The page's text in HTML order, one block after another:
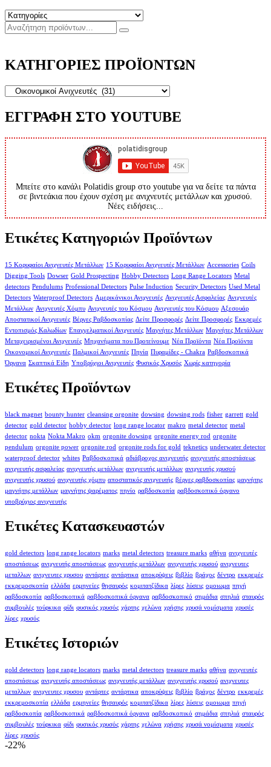
ΚΑΤΗΓΟΡΙΕΣ ΠΡΟΪΟΝΤΩΝ
ΕΓΓΡΑΦΗ ΣΤΟ YOUTUBE
Μπείτε στο κανάλι Polatidis group στο youtube για να δείτε τα πάντα
σε βιντεάκια που έχουν σχέση με ανιχνευτές μετάλλων και χρυσού.
Νέες ειδήσεις...
Ετικέτες Κατηγοριών Προϊόντων
15 Κορυφαίοι Ανιχνευτές Μετάλλων 15 Κορυφαίοι Ανιχνευτές Μετάλλων Accessories Coils
Digging Tools Dowser Gold Prospecting Hobby Detectors Long Range Locators Metal
detectors Pendulums Professional Detectors Pulse Induction Security Detectors Used Metal
Detectors Waterproof Detectors Αμερικάνικοι Ανιχνευτές Ανιχνευτές Ασφαλείας Ανιχνευτές
Μετάλλων Ανιχνευτές Χόμπυ Ανιχνευτές του Κόσμου Ανιχνευτές του Κόσμου Αξεσουάρ
Αποστατικοί Ανιχνευτές Βέργες Ραβδοσκοπίας Δείτε Προσφορές Δείτε Προσφορές Εκκρεμές
Εντοπισμός Καλωδίων Επαγγελματικοί Ανιχνευτές Μαγνήτες Μετάλλων Μαγνήτες Μετάλλων
Μεταχειρισμένοι Ανιχνευτές Μηχανήματα που Προτείνουμε Νέα Προϊόντα Νέα Προϊόντα
Οικονομικοί Ανιχνευτές Παλμικοί Ανιχνευτές Πηνία Πυραμίδες - Chakra Ραβδοσκοπικά
Όργανα Σκαπτικά Είδη Υποβρύχιοι Ανιχνευτές Φυσικός Χρυσός Χωρίς κατηγορία
Ετικέτες Προϊόντων
black magnet bounty hunter cleansing orgonite dowsing dowsing rods fisher garrett gold
detector gold detector hobby detector long range locator makro metal detector metal
detector nokta Nokta Makro okm orgonite dowsing orgonite energy rod orgonite
pendulum orgonite power orgonite rod orgonite rods for gold teknetics underwater detector
waterproof detector whites Ραβδοσκοπικά αδιάβροχος ανιχνευτής ανιχνευτής αποστάσεως
ανιχνευτής ασφαλείας ανιχνευτής μετάλλων ανιχνευτής μετάλλων ανιχνευτής χρυσού
ανιχνευτής χρυσού ανιχνευτής χόμπυ αποστατικός ανιχνευτής βέργες ραβδοσκοπίας μαγνήτης
μαγνήτης μετάλλων μαγνήτης ψαρέματος πηνίο ραβδοσκοπία ραβδοσκοπικό όργανο
υποβρύχιος ανιχνευτής
Ετικέτες Κατασκευαστών
gold detectors long range locators marks metal detectors treasure marks αθήνα ανιχνευτές
αποστάσεως ανιχνευτής αποστάσεως ανιχνευτής μετάλλων ανιχνευτής χρυσού ανιχνευτες
μεταλλων ανιχνευτες χρυσου αντάρτες αντάρτικα αποκρύψεις βιβλίο βράχος δέντρο εκκρεμές
εκκρεμοσκοπία ελλάδα ερμηνείες θησαυρός κομιτατζίδικα λίρες λύσεις ομοιωμα πηγή
ραβδοσκοπία ραβδοσκοπικά ραβδοσκοπικά όργανα ραβδοσκοπικό σημάδια σπηλιά σταυρός
συμβουλές τούρκικα φίδι φυσικός χρυσός χάρτης χελώνα χρήσης χρυσά νομίσματα χρυσές
λίρες χρυσός
Ετικέτες Ιστοριών
gold detectors long range locators marks metal detectors treasure marks αθήνα ανιχνευτές
αποστάσεως ανιχνευτής αποστάσεως ανιχνευτής μετάλλων ανιχνευτής χρυσού ανιχνευτες
μεταλλων ανιχνευτες χρυσου αντάρτες αντάρτικα αποκρύψεις βιβλίο βράχος δέντρο εκκρεμές
εκκρεμοσκοπία ελλάδα ερμηνείες θησαυρός κομιτατζίδικα λίρες λύσεις ομοιωμα πηγή
ραβδοσκοπία ραβδοσκοπικά ραβδοσκοπικά όργανα ραβδοσκοπικό σημάδια σπηλιά σταυρός
συμβουλές τούρκικα φίδι φυσικός χρυσός χάρτης χελώνα χρήσης χρυσά νομίσματα χρυσές
λίρες χρυσός
-22%